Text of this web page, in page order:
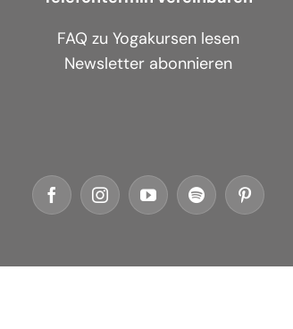
FAQ zu Yogakursen lesen
Newsletter abonnieren
FacebookInstagramYouTubeSpotifyPinterest